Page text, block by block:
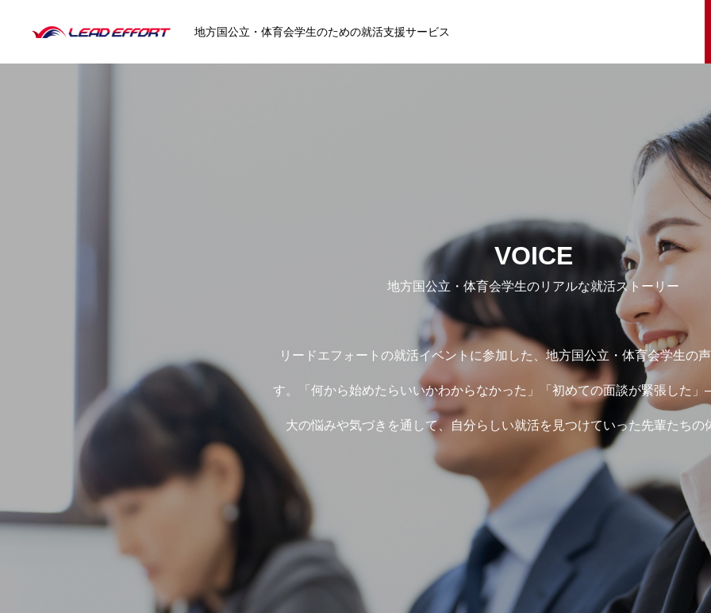
地方国公立・体育会学生のための就活支援サービス
参加学生の声
就活コラム
自己理解と選択のヒント 迷ったとき・内定後の不安に
VOICE
地方国公立・体育会学生のリアルな就活ストーリー
リードエフォートの就活イベントに参加した、地方国公立・体育会学生の
す。「何から始めたらいいかわからなかった」「初めての面談が緊張した
大の悩みや気づきを通して、自分らしい就活を見つけていった先輩たちの